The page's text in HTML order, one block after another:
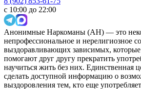
с 10:00 до 22:00
Анонимные Наркоманы (АН) — это
непрофессиональное и нерелигиозное
выздоравливающих зависимых, которые
помогают друг другу прекратить
научиться жить без них.
сделать доступной информацию о
выздоровления тем, кто еще